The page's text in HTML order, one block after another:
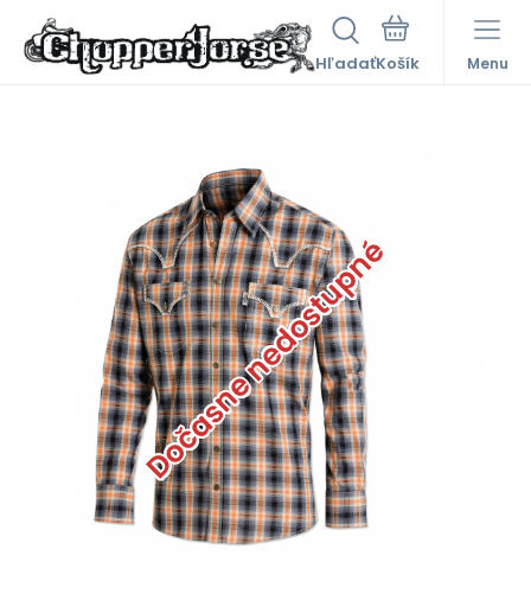
Hľadať Menu
Dočasne nedostupné